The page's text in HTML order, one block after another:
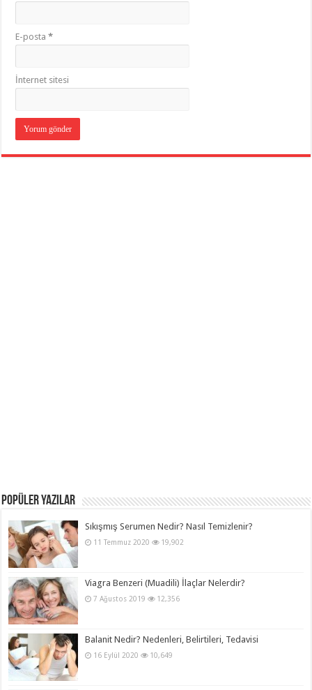
E-posta*
İnternet sitesi
POPÜLER YAZILAR
Sıkışmış Serumen Nedir? Nasıl Temizlenir?
11 Temmuz 2020 19,902
Viagra Benzeri (Muadili) İlaçlar Nelerdir?
7 Ağustos 2019 12,356
Balanit Nedir? Nedenleri, Belirtileri, Tedavisi
16 Eylül 2020 10,649